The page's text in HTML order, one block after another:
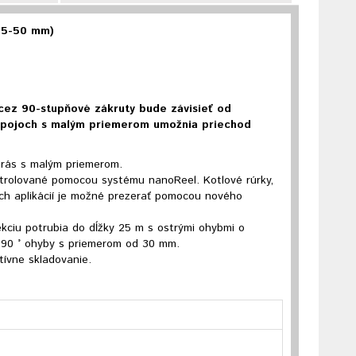
50 mm)
90-stupňové zákruty bude závisieť od
s malým priemerom umožnia priechod
s malým priemerom.
pomocou systému nanoReel. Kotlové rúrky,
aplikácií je možné prezerať pomocou nového
potrubia do dĺžky 25 m s ostrými ohybmi o
° ohyby s priemerom od 30 mm.
skladovanie.